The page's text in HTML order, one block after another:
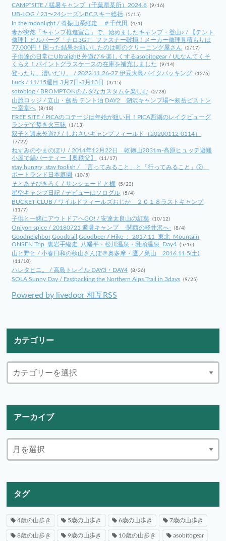
CAMP*SITE / 猛暑キャンプ（千葉県某所）2024.8 (9/16)
UB-LOG / 23〜24シーズンBCスキー総括 (5/15)
In the moonlight / 脊振山系縦走 ＃千代田 (4/1)
妻が突然「キャンプ推進宣言」で、始めましたキャンプ・登山♪ / 【テント
修理】ヒルバーグ「ナロ3GT」ファスナー破損！メーカー修理見積もりは
77,000円！困った結果お願いしたのは町のクリーニング屋さん
(2/17)
子供達の日常にUltralight! 外遊びを楽しくするasobitogear / ULなんてくそ
くらえ！パイントグラスケースの在庫を補充しました
(9/14)
登ったり、漕いだり。 / 2022.11.26-27 伊豆大島バイクパッキング (12/6)
Luck / 11/15週目 3月7日-3月13日 (3/15)
sotoblog / BROMPTONのムダなカスタムを楽しむ (2/28)
山旅ロッジ / 立山・劔岳 テント泊 DAY2 剱沢キャンプ場〜剱岳ピストン
〜室堂へ (8/18)
FREE SITE / PICAのコテージは年始が狙い目！PICA西湖のレイクビューグ
ランデで焚き火三昧
(1/13)
双子と週末外遊び / しおさいキャンプフィールド（20200112-0114）
(7/22)
ねずみのやまのぼり / 2014年12月22日 乾徳山2031m-高原ヒュッテ避難
小屋で鍋パーティー【奥秩父】
(11/17)
stay hungry, stay foolish / 「言ってみること」と「行ってみること」②
ポートランド日本庭園
(10/5)
そとあそびきろく / サンシェード と棚 (5/23)
星空キャンプ日記 / デビューはソログル (5/4)
BUCKET CLUB / ワイルドフィールズおじか ２０１８ラストキャンプ
(11/7)
子供と一緒にアウトドアへGO! / 安達太良山の紅葉 (10/12)
Oniyon spice / 20180721 避暑キャンプ -関西の軽井沢へ- (8/4)
Goodneighbor,Goodtrail,Goodbeer / Hike ： 2017.11_東北_Mountain
ONSEN Trip_裏岩手縦走_八幡平・松川温泉・乳頭温泉_Day4 (5/16)
山と野と / 小春日和の秋山さんぽ＠奥多摩・鷹ノ巣山 2016.11.5(土)
(11/10)
ハレタヒニ。 / 高島トレイル DAY3・DAY4 (8/26)
SOLA Sunny Day / Fastpacking the Northern Alps Trail in 3days (9/25)
Powered by livedoor 相互RSS
カテゴリー
アーカイブ
タグ
4歳の山歩き 5歳の山歩き 6歳の山歩き 7歳の山歩き
8歳の山歩き 9歳の山歩き 10歳の山歩き asobitogear